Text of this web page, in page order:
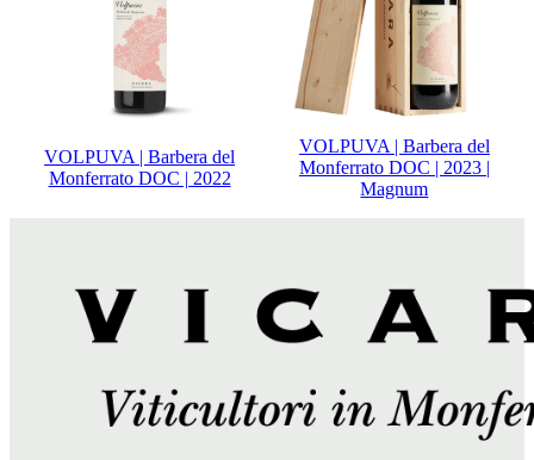
VOLPUVA | Barbera del
Monferrato DOC | 2022
VOLPUVA | Barbera del
Monferrato DOC | 2023 |
Magnum